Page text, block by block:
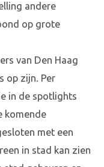
andere
op grote
van Den Haag
op zijn. Per
in de spotlights
komende
met een
in stad kan zien